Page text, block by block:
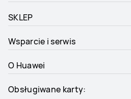
SKLEP
Wsparcie i serwis
O Huawei
Obsługiwane karty: